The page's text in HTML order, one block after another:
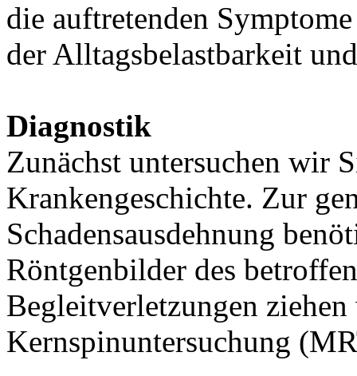
die auftretenden
der Alltagsbelastbarkeit
Diagnostik
Zunächst untersuchen wir
Krankengeschichte. Zur
Schadensausdehnung
Röntgenbilder des
Begleitverletzungen
Kernspinuntersuchung